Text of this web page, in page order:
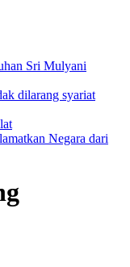
Sri Mulyani
dilarang syariat
Negara dari